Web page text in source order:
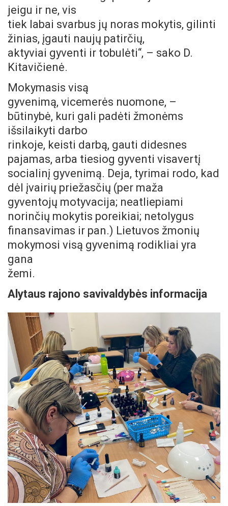
jeigu ir ne, vis
tiek labai svarbus jų noras mokytis, gilinti
žinias, įgauti naujų patirčių,
aktyviai gyventi ir tobulėti“, – sako D.
Kitavičienė.
Mokymasis visą
gyvenimą, vicemerės nuomone, –
būtinybė, kuri gali padėti žmonėms
išsilaikyti darbo
rinkoje, keisti darbą, gauti didesnes
pajamas, arba tiesiog gyventi visavertį
socialinį gyvenimą. Deja, tyrimai rodo, kad
dėl įvairių priežasčių (per maža
gyventojų motyvacija; neatliepiami
norinčių mokytis poreikiai; netolygus
finansavimas ir pan.) Lietuvos žmonių
mokymosi visą gyvenimą rodikliai yra
gana
žemi.
Alytaus rajono savivaldybės informacija